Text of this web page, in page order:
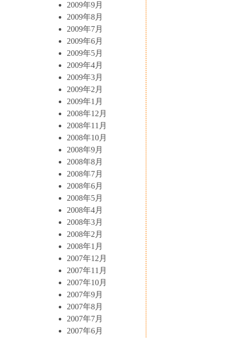
2009年9月
2009年8月
2009年7月
2009年6月
2009年5月
2009年4月
2009年3月
2009年2月
2009年1月
2008年12月
2008年11月
2008年10月
2008年9月
2008年8月
2008年7月
2008年6月
2008年5月
2008年4月
2008年3月
2008年2月
2008年1月
2007年12月
2007年11月
2007年10月
2007年9月
2007年8月
2007年7月
2007年6月